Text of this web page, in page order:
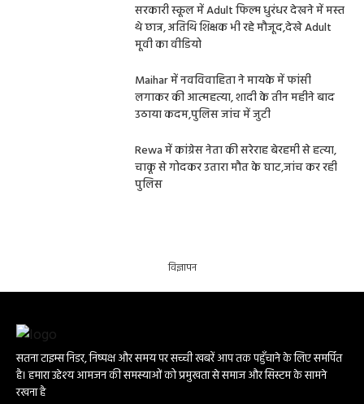
सरकारी स्कूल में Adult फिल्म धुरंधर देखने में मस्त
थे छात्र, अतिथि शिक्षक भी रहे मौजूद,देखे Adult
मूवी का वीडियो
Maihar में नवविवाहिता ने मायके में फांसी
लगाकर की आत्महत्या, शादी के तीन महीने बाद
उठाया कदम,पुलिस जांच में जुटी
Rewa में कांग्रेस नेता की सरेराह बेरहमी से हत्या,
चाकू से गोदकर उतारा मौत के घाट,जांच कर रही
पुलिस
विज्ञापन
सतना टाइम्स निडर, निष्पक्ष और समय पर सच्ची खबरें आप तक पहुँचाने के लिए समर्पित
है। हमारा उद्देश्य आमजन की समस्याओं को प्रमुखता से समाज और सिस्टम के सामने
रखना है